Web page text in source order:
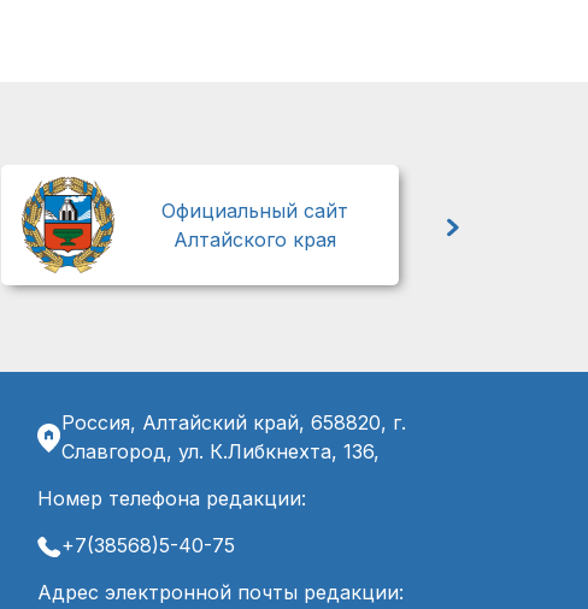
Официальный сайт
Алтайского края
Россия, Алтайский край, 658820, г.
Славгород, ул. К.Либкнехта, 136,
Номер телефона редакции:
+7(38568)5-40-75
Адрес электронной почты редакции: